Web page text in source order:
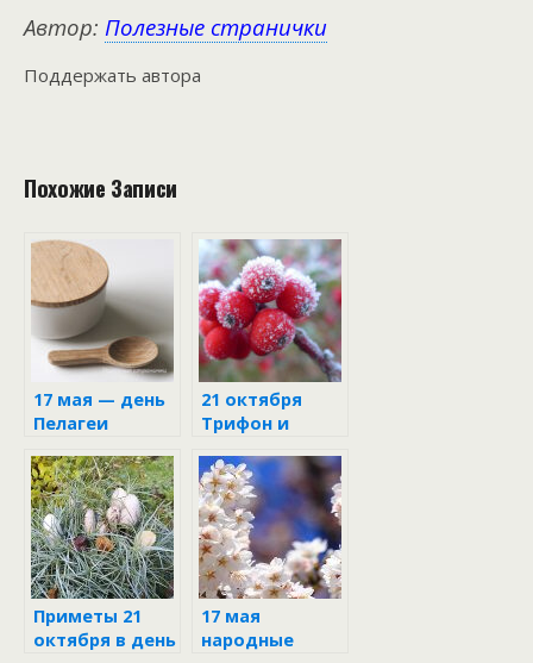
Автор: Полезные странички
Поддержать автора
Похожие Записи
17 мая — день
Пелагеи
21 октября
Трифон и
Приметы 21
октября в день
17 мая
народные